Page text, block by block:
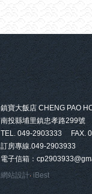
鎮寶大飯店 CHENG PAO
南投縣埔里鎮忠孝路299號
TEL. 049-2903333 FAX.
訂房專線.049-2903933
電子信箱：
網站設計‧ iBest